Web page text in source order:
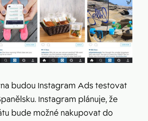
budou Instagram Ads testovat
Instagram plánuje, že
bude možné nakupovat do